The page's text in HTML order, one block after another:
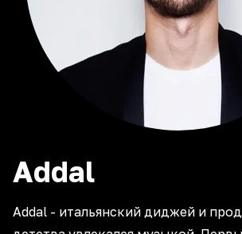
Addal
Addal - итальянский диджей и